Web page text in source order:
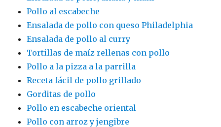
Pollo al escabeche
Ensalada de pollo con queso Philadelphia
Ensalada de pollo al curry
Tortillas de maíz rellenas con pollo
Pollo a la pizza a la parrilla
Receta fácil de pollo grillado
Gorditas de pollo
Pollo en escabeche oriental
Pollo con arroz y jengibre